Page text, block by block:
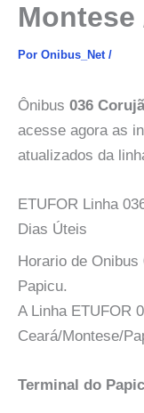
Montese
Por Onibus_Net /
Ônibus 036
acesse agora as
atualizados da
ETUFOR Linha
Dias Úteis
Horario de
Papicu.
A Linha ETUFOR
Ceará/Montese/
Terminal do